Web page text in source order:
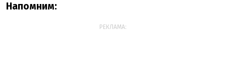
Напомним:
РЕКЛАМА: